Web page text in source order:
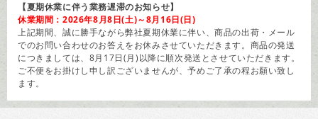
【夏期休業に伴う業務遅滞のお知らせ】
休業期間：2026年8月8日(土)～8月16日(日)
上記期間、誠に勝手ながら弊社夏期休業に伴い、商品の出荷・メール
でのお問い合わせのお答えをお休みさせていただきます。商品の発送
につきましては、8月17日(月)以降に順次発送とさせていただきます。
ご不便をお掛けし申し訳ございませんが、予めご了承の程お願い致し
ます。